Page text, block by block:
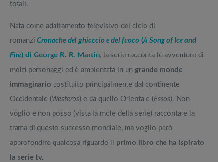
totali.
Nata come adattamento televisivo del ciclo di
romanzi Cronache del ghiaccio e del fuoco (A Song of Ice and
Fire) di George R. R. Martin, la serie racconta le avventure di
molti personaggi ed è ambientata in un grande mondo
immaginario costituito principalmente dal continente
Occidentale (Westeros) e da quello Orientale (Essos). Non
voglio e non posso (vista la mole della serie) raccontare la
trama di questo successo mondiale, ma voglio però
approfondire qualcosa riguardo il primo libro che ha ispirato
la serie tv.